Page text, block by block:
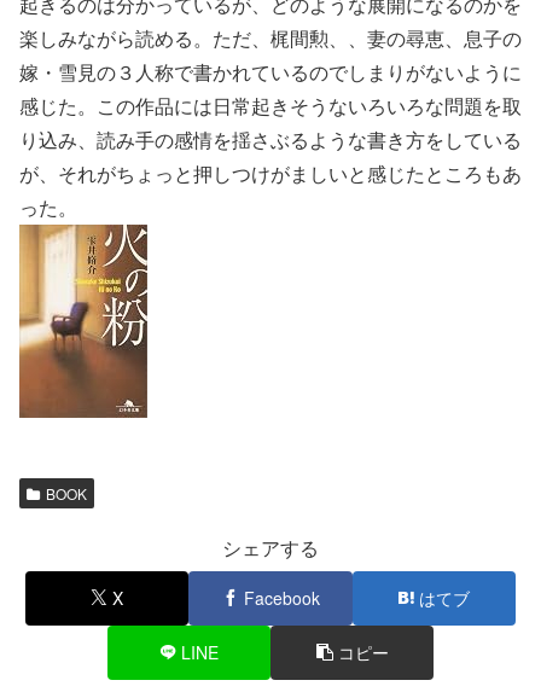
楽しみながら読める。ただ、梶間勲、、妻の尋恵、息子の
嫁・雪見の３人称で書かれているのでしまりがないように
感じた。この作品には日常起きそうないろいろな問題を取
り込み、読み手の感情を揺さぶるような書き方をしている
が、それがちょっと押しつけがましいと感じたところもあ
った。
BOOK
シェアする
X Facebook はてブ
LINE コピー